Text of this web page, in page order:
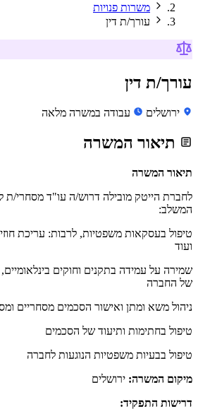
משרות פנויות
עורך/ת דין
עורך/ת דין
ירושלים עבודה במשרה מלאה
תיאור המשרה
תיאור המשרה
לחברת הייטק מובילה דרוש/ה עו"ד מסחרי/ת
המשלב:
טיפול בעסקאות משפטיות, לרבות: עריכת
ועוד
שמירה על עמידה בתקנים וחוקים
של החברה
ניהול משא ומתן ואישור הסכמים מסחריים
טיפול בחתימות ותיעוד של הסכמים
טיפול בבעיות משפטיות הנוגעות לחברה
מיקום המשרה: ירושלים
דרישות התפקיד: